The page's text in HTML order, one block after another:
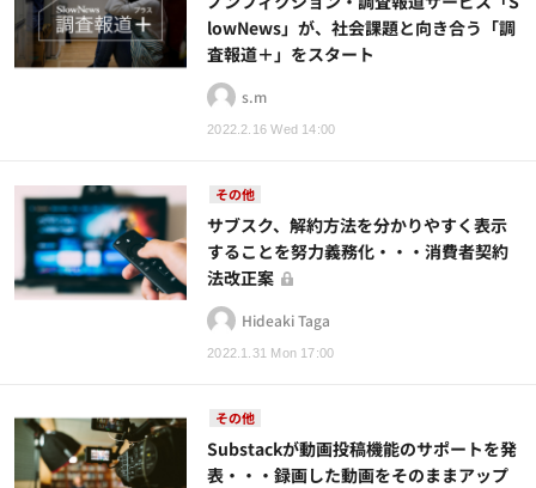
2022.2.16 Wed 14:00
lowNews」が、社会課題と向き合う「調
査報道＋」をスタート
s.m
その他
2022.1.31 Mon 17:00
サブスク、解約方法を分かりやすく表示
することを努力義務化・・・消費者契約
法改正案
Hideaki Taga
その他
Substackが動画投稿機能のサポートを発
表・・・録画した動画をそのままアップ